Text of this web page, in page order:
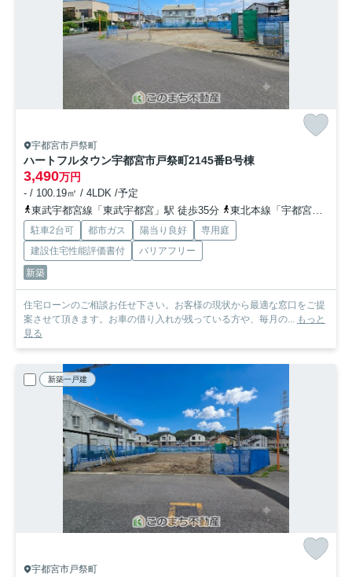
宇都宮市戸祭町
ハートフルタウン宇都宮市戸祭町2145番B号棟
3,490万円
- / 100.19㎡ / 4LDK /予定
東武宇都宮線「東武宇都宮」駅 徒歩35分
東北本線「宇都宮」駅 徒歩50分
駐車2台可 都市ガス 陽当り良好
専用庭
建設住宅性能評価書付
バリアフリー
新築
住宅ローンのご相談お任せ下さい。お客様の現状から最適な窓口をご提
案させて頂きます。お車の借り入れが残っている方や、毎月の... もっと
見る
新築一戸建
宇都宮市戸祭町